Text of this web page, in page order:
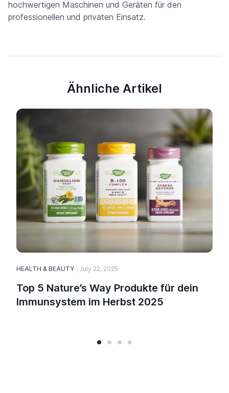
hochwertigen Maschinen und Geräten für den
professionellen und privaten Einsatz.
Ähnliche Artikel
HEALTH & BEAUTY July 22, 2025
Top 5 Nature’s Way Produkte für dein
Immunsystem im Herbst 2025